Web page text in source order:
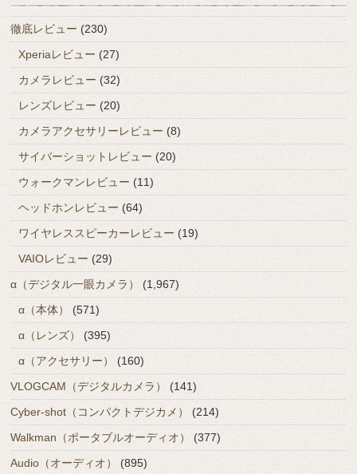
徹底レビュー (230)
Xperiaレビュー (27)
カメラレビュー (32)
レンズレビュー (20)
カメラアクセサリーレビュー (8)
サイバーショットレビュー (20)
ウォークマンレビュー (11)
ヘッドホンレビュー (64)
ワイヤレススピーカーレビュー (19)
VAIOレビュー (29)
α（デジタル一眼カメラ）
(1,967)
α（本体）
(571)
α（レンズ）
(395)
α（アクセサリー）
(160)
VLOGCAM（デジタルカメラ）
(141)
Cyber-shot（コンパクトデジカメ）
(214)
Walkman（ポータブルオーディオ）
(377)
Audio（オーディオ）
(895)